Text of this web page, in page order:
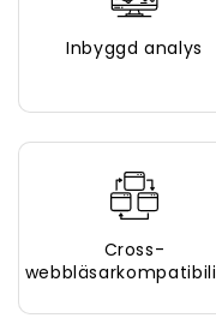
Inbyggd analys
Cross-